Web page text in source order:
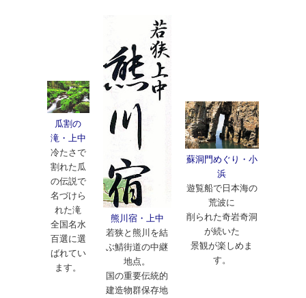
瓜割の
滝・上中
冷たさで
割れた瓜
の伝説で
名づけら
れた滝
全国名水
百選に選
ばれてい
ます。
熊川宿・上中
若狭と熊川を結
ぶ鯖街道の中継
地点。
国の重要伝統的
建造物群保存地
蘇洞門めぐり・小
浜
遊覧船で日本海の
荒波に
削られた奇岩奇洞
が続いた
景観が楽しめま
す。